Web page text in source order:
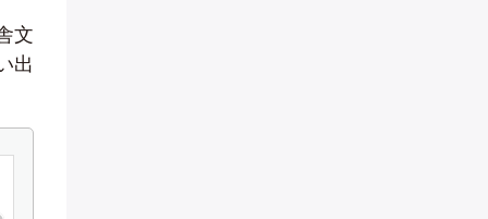
文
出